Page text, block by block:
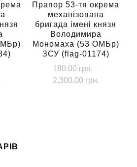
Прапор 53-тя окрема
механізована
бригада імені князя
Володимира
Мономаха (53 ОМБр)
ЗСУ (flag-01174)
180.00 грн. –
2,300.00 грн.Діапазон